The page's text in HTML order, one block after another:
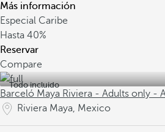
Más información
Especial Caribe
Hasta 40%
Reservar
Compare
Todo incluido
Barceló Maya Riviera - Adults only -
Riviera Maya, Mexico